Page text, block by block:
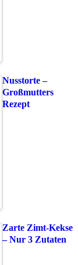
Nusstorte –
Großmutters
Rezept
Zarte Zimt-Kekse
– Nur 3 Zutaten